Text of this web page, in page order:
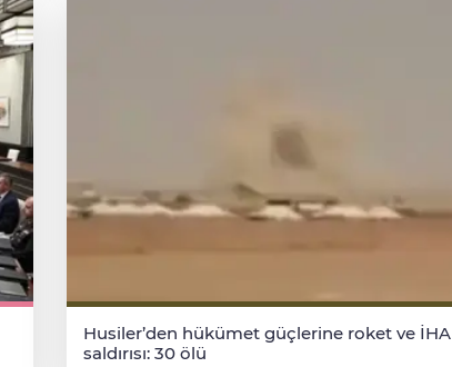
Husiler’den hükümet güçlerine roket ve İHA
saldırısı: 30 ölü